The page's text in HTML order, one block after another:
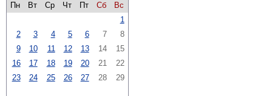
Пн
Вт Ср Чт Пт Сб
Вс
1
2
3 4 5 6 7
8
9
10 11 12 13 14
15
16
17 18 19 20 21
22
23
24 25 26 27 28 29